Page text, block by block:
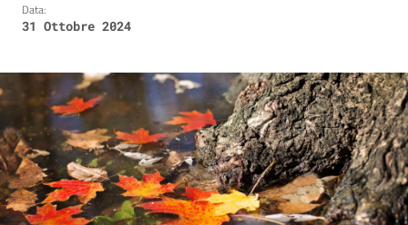
Data:
31 Ottobre 2024